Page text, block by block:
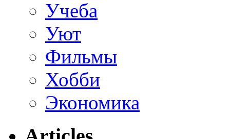
Учеба
Уют
Фильмы
Хобби
Экономика